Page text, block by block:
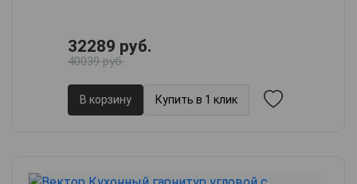
32289 руб.
40039 руб.
В корзину Купить в 1 клик